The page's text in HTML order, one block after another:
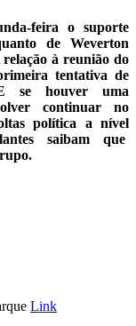
feira o suporte
de Weverton
à reunião do
tentativa de
se houver uma
continuar no
política a nível
saibam que
Link